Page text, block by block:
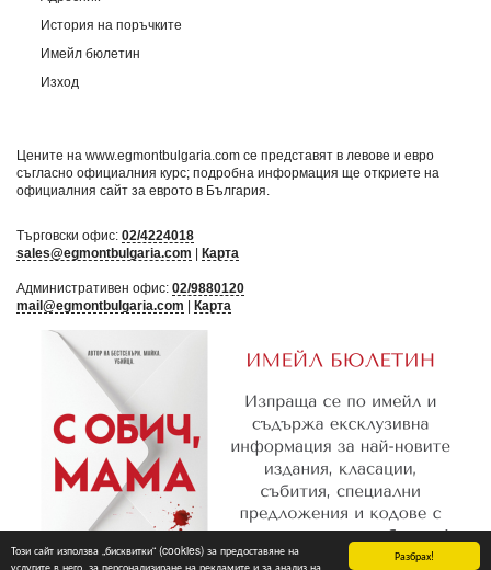
Разбрах!
Този сайт използва „бисквитки“ (cookies) за предоставяне на
услугите в него, за персонализиране на рекламите и за анализ на
История на поръчките
Имейл бюлетин
Изход
Цените на www.egmontbulgaria.com се представят в левове и евро
съгласно официалния курс; подробна информация ще откриете на
официалния сайт за еврото в България
Търговски офис: 02/4224018
sales@egmontbulgaria.com
Карта
Административен офис: 02/9880120
mail@egmontbulgaria.com
Карта